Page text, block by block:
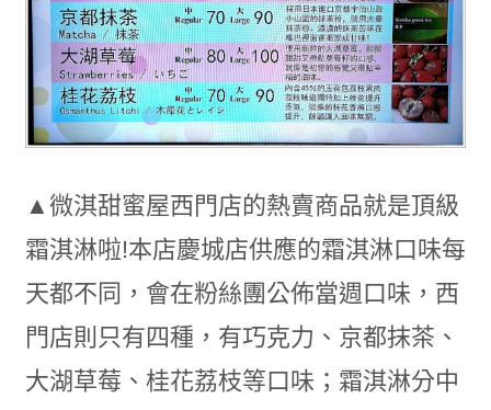
▲微淇甜蜜屋西門店的熱賣商品就是頂級
霜淇淋啦!本店慶城店供應的霜淇淋口味每
天都不同，會在粉絲團公佈當週口味，西
門店則只有四種，有巧克力、京都抹茶、
大湖草莓、桂花荔枝等口味；霜淇淋分中